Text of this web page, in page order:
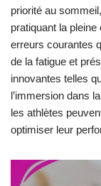
priorité au
pratiquant la
erreurs courantes
de la fatigue et
innovantes telles
l’immersion dans
les athlètes
optimiser leur